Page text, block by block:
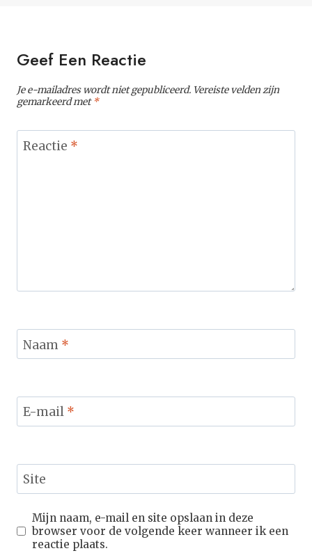
Geef Een Reactie
Je e-mailadres wordt niet gepubliceerd. Vereiste velden zijn
gemarkeerd met*
Reactie *
Naam *
E-mail *
Site
Mijn naam, e-mail en site opslaan in deze
browser voor de volgende keer wanneer ik een
reactie plaats.